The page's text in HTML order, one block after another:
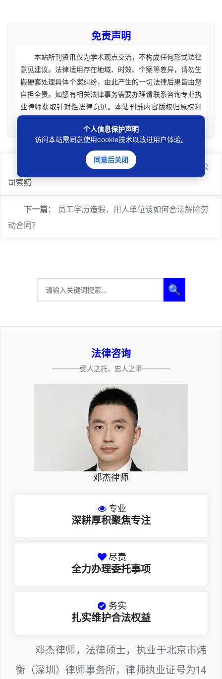
免责声明
本站所刊资讯仅为学术观点交流，不构成任何形式法律
意见建议。法律适用存在地域、时效、个案等差异，请勿生
搬硬套处理具体个案纠纷，由此产生的一切法律后果皆由您
自担全责。如您有相关法律事务需要办理请联系咨询专业执
业律师获取针对性法律意见。本站刊载内容版权归原权利
用人单位未缴工伤保险赔偿后如何向保险公
司索赔
下一篇： 员工学历造假，用人单位该如何合法解除劳
动合同？
🔍
法律咨询
————受人之托、忠人之事————
邓杰律师
专业
深耕厚积聚焦专注
尽责
全力办理委托事项
务实
扎实维护合法权益
邓杰律师，法律硕士，执业于北京市炜
衡（深圳）律师事务所，律师执业证号为14
个人信息保护声明
访问本站需同意使用cookie技术以改进用户体验。
同意后关闭